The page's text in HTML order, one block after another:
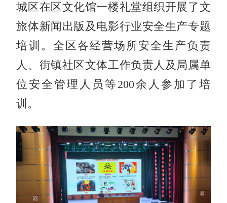
城区在区文化馆一楼礼堂组织开展了文
旅体新闻出版及电影行业安全生产专题
培训。全区各经营场所安全生产负责
人、街镇社区文体工作负责人及局属单
位安全管理人员等200余人参加了培
训。